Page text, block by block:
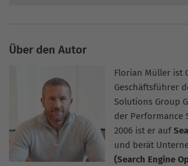
Über den Autor
Florian Müller ist
Geschäftsführer
Solutions Group
der Performance
2006 ist er auf
und berät
(Search Engine